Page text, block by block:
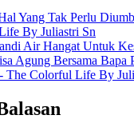
Yang Tak Perlu
By Juliastri Sn
Air Hangat Untuk
Agung Bersama Bapa
The Colorful Life By